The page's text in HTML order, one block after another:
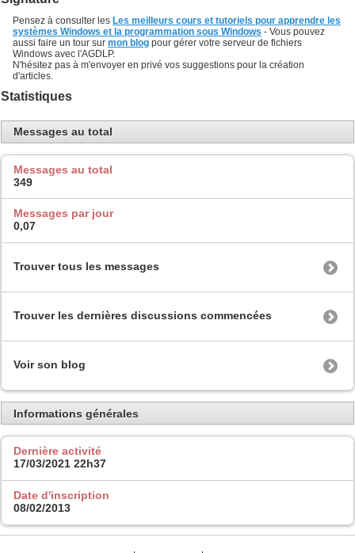
Pensez à consulter les Les meilleurs cours et tutoriels pour apprendre les
systèmes Windows et la programmation sous Windows - Vous pouvez
aussi faire un tour sur mon blog pour gérer votre serveur de fichiers
Windows avec l'AGDLP.
N'hésitez pas à m'envoyer en privé vos suggestions pour la création
d'articles.
Statistiques
Messages au total
Messages au total
349
Messages par jour
0,07
Trouver tous les messages
Trouver les dernières discussions commencées
Voir son blog
Informations générales
Dernière activité
17/03/2021 22h37
Date d'inscription
08/02/2013